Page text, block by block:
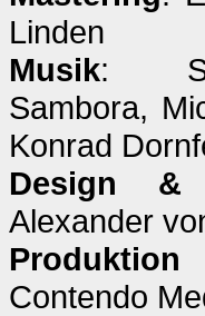
Linden
Musik:
Sambora,
Konrad
Design &
Alexander
Contendo